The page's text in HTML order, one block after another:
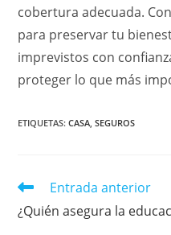
cobertura adecuada.
para preservar tu
imprevistos con
proteger lo que más
ETIQUETAS:CASA, SEGUROS
Leer
artículos
Entrada anterior
¿Quién asegura la